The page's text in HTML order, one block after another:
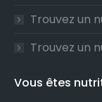
Trouvez un
Trouvez un
Vous êtes